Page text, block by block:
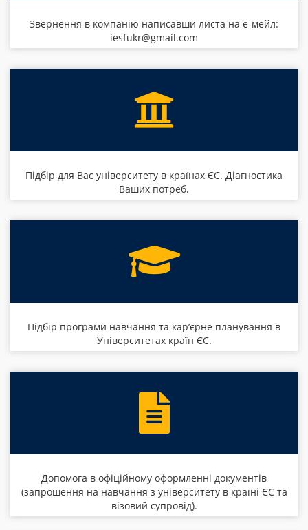
Звернення в компанію написавши листа на е-мейл:
iesfukr@gmail.com
Підбір для Вас університету в країнах ЄС. Діагностика
Ваших потреб.
Підбір програми навчання та кар’єрне планування в
Університетах країн ЄС.
Допомога в офіційному оформленні документів
(запрошення на навчання з університету в країні ЄС та
візовий супровід).